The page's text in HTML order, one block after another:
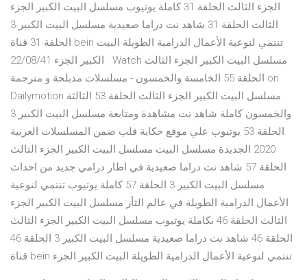
الجزء الثالث الحلقة 31 كاملة يوتيوب مسلسل البيت الكبير الجزء
الثالث الحلقة 31 شاهد نت دراما صعيدية مسلسل البيت الكبير 3
الحلقة 31 قناة bein تنتمي لنوعية الأعمال الدرامية الطويلة البيت
الكبير الجزء 22/08/41 · Watch مسلسل البيت الكبير الجزء الثالث
الحلقة 55 الخامسة والخمسون - مسلسلات مدبلحة و مترجمة on
Dailymotion مسلسل البيت الكبير الجزء الثالث الحلقة 53 الثالثة
والخمسون كاملة شاهد نت مشاهدة ومتابعة مسلسل البيت الكبير 3
الحلقة 53 يوتيوب علي موقع حكاية قلب ضمن المسلسلات العربية
2020 الجديدة مسلسل البيت مسلسل البيت الكبير الجزء الثالث
الحلقة 57 شاهد نت دراما صعيدية في اطار درامي جديد من احداث
مسلسل البيت الكبير 3 الحلقة 57 كاملة يوتيوب تنتمي لنوعية
الأعمال الدرامية الطويلة في عالم الثأر مسلسل البيت الكبير الجزء
الثالث الحلقة 46 ىكاملة يوتيوب مسلسل البيت الكبير الجزء الثالث
الحلقة 46 شاهد نت دراما صعيدية مسلسل البيت الكبير 3 الحلقة 46
قناة bein تنتمي لنوعية الأعمال الدرامية الطويلة البيت الكبير الجزء